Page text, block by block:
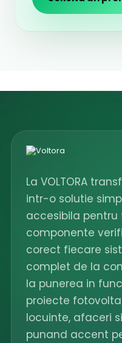
La VOLTORA
intr-o solutie
accesibila pentru
componente
corect fiecare
complet de la
la punerea in
proiecte
locuinte, afaceri
punand accent